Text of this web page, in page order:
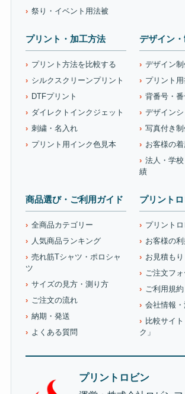
祭り・イベント用法被
プリント・加工方法
プリント方法を比較する
シルクスクリーンプリント
DTFプリント
ダイレクトインクジェット
刺繍・名入れ
プリント用インク色見本
デザイン
デザイン
プリント
背番号・
デザイン
写真付き
お客様の
法人・学
績
商品選び・ご利用ガイド
全商品カテゴリー
人気商品ランキング
売れ筋Tシャツ・ポロシャ
ツ
サイズの見方・測り方
ご注文の流れ
納期・発送
よくある質問
プリント
プリント
お客様の
お見積も
ご注文フ
ご利用規
会社情報
比較サイ
ク」
プリントロビン